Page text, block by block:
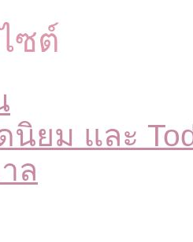
ซต์
ยม และ
ล